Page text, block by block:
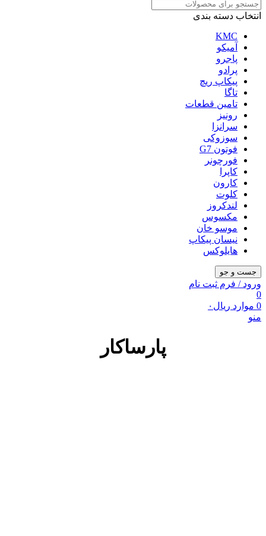
انتخاب دسته بندی
KMC
آمیکو
پاجرو
پرادو
پیکاپ ریچ
تاگا
تامین قطعات
رونیز
سرانزا
سوزوکی
فوتون G7
فورچونر
کاپرا
کارون
کلوت
لندکروز
مکسوس
موسو خان
نیسان پیکاپ
هایلوکس
جست و جو
ورود / فرم ثبت نام
0
0 موارد ریال ۰
منو
پارساکار